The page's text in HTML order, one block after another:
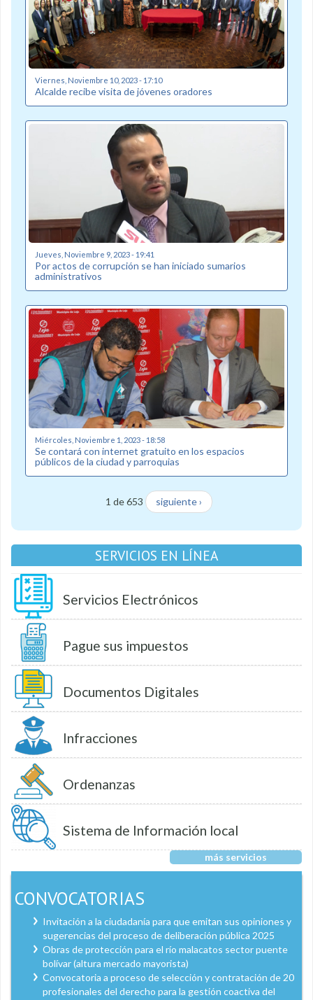
Viernes, Noviembre 10, 2023 - 17:10
Alcalde recibe visita de jóvenes oradores
Jueves, Noviembre 9, 2023 - 19:41
Por actos de corrupción se han iniciado sumarios
administrativos
Miércoles, Noviembre 1, 2023 - 18:58
Se contará con internet gratuito en los espacios
públicos de la ciudad y parroquias
1 de 653 siguiente ›
SERVICIOS EN LÍNEA
Servicios Electrónicos
Pague sus impuestos
Documentos Digitales
Infracciones
Ordenanzas
Sistema de Información local
más servicios
CONVOCATORIAS
Invitación a la ciudadanía para que emitan sus opiniones y
sugerencias del proceso de deliberación pública 2025
Obras de protección para el río malacatos sector puente
bolívar (altura mercado mayorista)
Convocatoria a proceso de selección y contratación de 20
profesionales del derecho para la gestión coactiva del